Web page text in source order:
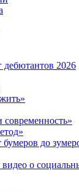
дебютантов 2026
современность»
до
о